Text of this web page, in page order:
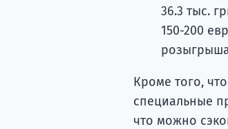
36.3 тыс.
150-200
Кроме того,
специальные
что можно